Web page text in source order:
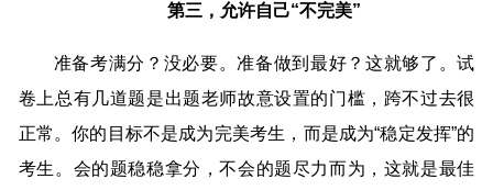
第三，允许自己“不完美”
准备考满分？没必要。准备做到最好？这就够了。试
卷上总有几道题是出题老师故意设置的门槛，跨不过去很
正常。你的目标不是成为完美考生，而是成为“稳定发挥”的
考生。会的题稳稳拿分，不会的题尽力而为，这就是最佳